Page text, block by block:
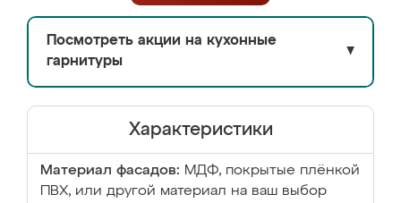
Посмотреть акции на кухонные
гарнитуры
▼
Характеристики
Материал фасадов: МДФ, покрытые плёнкой
ПВХ, или другой материал на ваш выбор